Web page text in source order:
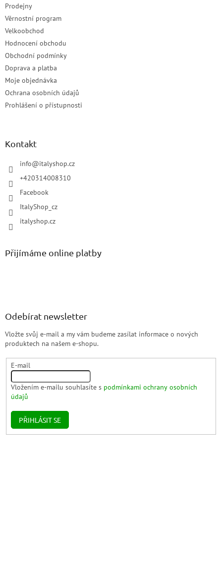
Prodejny
Věrnostní program
Velkoobchod
Hodnocení obchodu
Obchodní podmínky
Doprava a platba
Moje objednávka
Ochrana osobních údajů
Prohlášení o přístupnosti
Kontakt
info@italyshop.cz
+420314008310
Facebook
ItalyShop_cz
italyshop.cz
Přijímáme online platby
Odebírat newsletter
Vložte svůj e-mail a my vám budeme zasílat informace o nových
produktech na našem e-shopu.
E-mail
Vložením e-mailu souhlasíte s podmínkami ochrany osobních
údajů
PŘIHLÁSIT SE